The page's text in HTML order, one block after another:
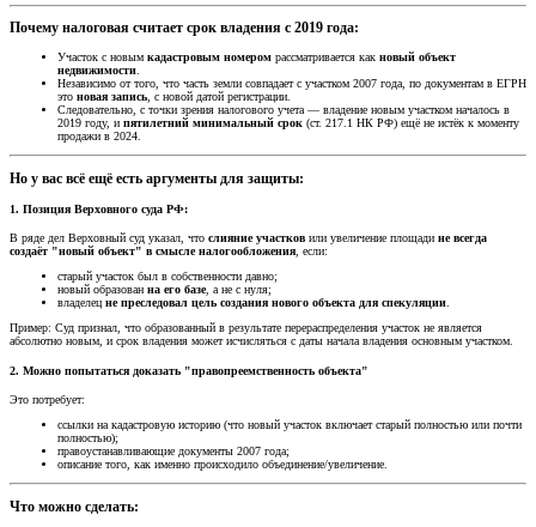
Почему налоговая считает срок владения с 2019 года:​
Участок с новым кадастровым номером рассматривается как новый объект
недвижимости
Независимо от того, что часть земли совпадает с участком 2007 года, по документам в ЕГРН
это новая запись , с новой датой регистрации.
Следовательно, с точки зрения налогового учета — владение новым участком началось в
2019 году, и пятилетний минимальный срок (ст. 217.1 НК РФ) ещё не истёк к моменту
продажи в 2024.
Но у вас всё ещё есть аргументы для защиты:​
1. Позиция Верховного суда РФ:
В ряде дел Верховный суд указал, что слияние участков или увеличение площади не всегда
создаёт "новый объект" в смысле налогообложения, если:
старый участок был в собственности давно;
новый образован на его базе, а не с нуля;
владелец не преследовал цель создания нового объекта для спекуляции.
Пример: Суд признал, что образованный в результате перераспределения участок не является
абсолютно новым, и срок владения может исчисляться с даты начала владения основным участком.
2. Можно попытаться доказать "правопреемственность объекта"
Это потребует:
ссылки на кадастровую историю (что новый участок включает старый полностью или почти
полностью);
правоустанавливающие документы 2007 года;
описание того, как именно происходило объединение/увеличение.
Что можно сделать:​